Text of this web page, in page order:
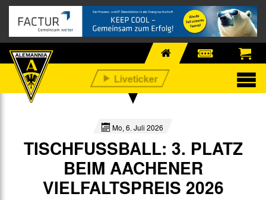
Mo, 6. Juli 2026
TISCHFUSSBALL: 3. PLATZ B
EIM AACHENER V
IELFALTSPREIS 2026